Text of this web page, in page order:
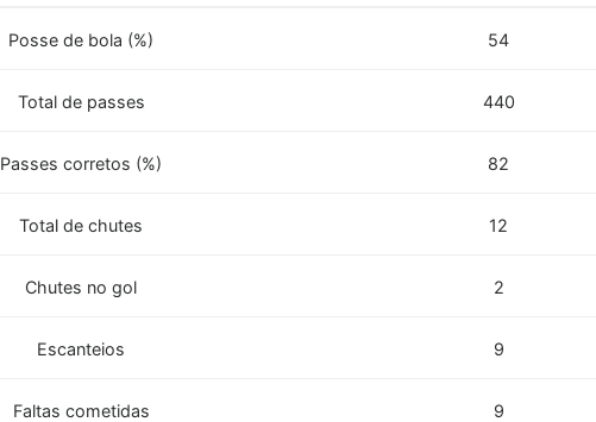
Posse de bola (%) 54
Total de passes 440
Passes corretos (%) 82
Total de chutes 12
Chutes no gol 2
Escanteios 9
Faltas cometidas 9